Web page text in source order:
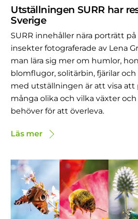
Utställningen SURR har
Sverige
SURR innehåller nära porträtt
insekter fotograferade av Lena
man lära sig mer om humlor,
blomflugor, solitärbin, fjärilar
med utställningen är att visa att
många olika och vilka växter
behöver för att överleva.
Läs mer